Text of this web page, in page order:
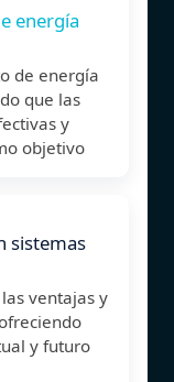
energía
de energía
que las
y
objetivo
sistemas
ventajas y
y futuro